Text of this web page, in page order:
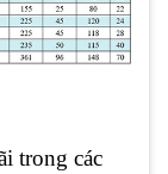
trong các